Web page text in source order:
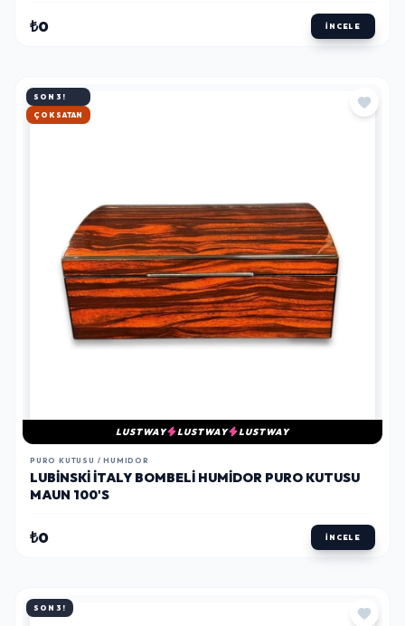
₺0 İNCELE
SON 3!
HIZLI KARGO
LUSTWAY LUSTWAY LUSTWAY
PURO KUTUSU / HUMIDOR
LUBINSKI İTALY BOMBELI HUMIDOR PURO KUTUSU
MAUN 100'S
₺0 İNCELE
SON 3!